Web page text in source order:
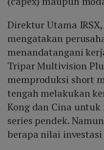
Direktur Utama
mengatakan
menandatangani
Tripar Multivision
memproduksi short
tengah melakukan
Kong dan Cina
series pendek.
berapa nilai